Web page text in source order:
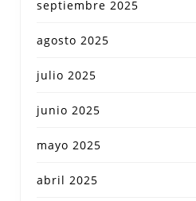
septiembre 2025
agosto 2025
julio 2025
junio 2025
mayo 2025
abril 2025